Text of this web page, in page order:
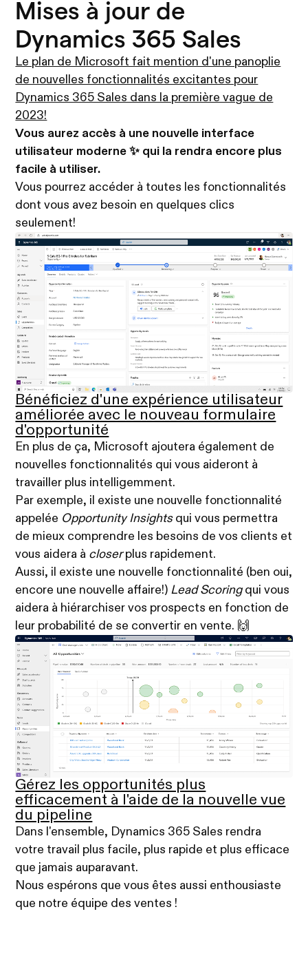
Mises à jour de
Dynamics 365 Sales
Le plan de Microsoft fait mention d'une panoplie
de nouvelles fonctionnalités excitantes pour
Dynamics 365 Sales dans la première vague de
2023!
Vous aurez accès à une nouvelle interface
utilisateur moderne ✨ qui la rendra encore plus
facile à utiliser.
Vous pourrez accéder à toutes les fonctionnalités
dont vous avez besoin en quelques clics
seulement!
Bénéficiez d'une expérience utilisateur
améliorée avec le nouveau formulaire
d'opportunité
En plus de ça, Microsoft ajoutera également de
nouvelles fonctionnalités qui vous aideront à
travailler plus intelligemment.
Par exemple, il existe une nouvelle fonctionnalité
appelée Opportunity Insightsqui vous permettra
de mieux comprendre les besoins de vos clients et
vous aidera à closerplus rapidement.
Aussi, il existe une nouvelle fonctionnalité (ben oui,
encore une nouvelle affaire!) Lead Scoringqui vous
aidera à hiérarchiser vos prospects en fonction de
leur probabilité de se convertir en vente. 🙌
Gérez les opportunités plus
efficacement à l'aide de la nouvelle vue
du pipeline
Dans l'ensemble, Dynamics 365 Sales rendra
votre travail plus facile, plus rapide et plus efficace
que jamais auparavant.
Nous espérons que vous êtes aussi enthousiaste
que notre équipe des ventes !